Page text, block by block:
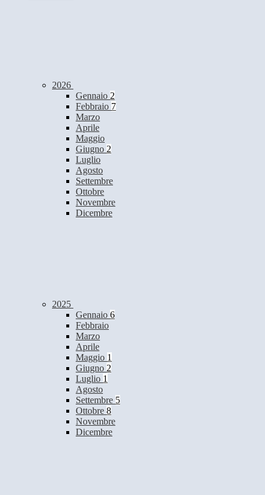
2026
Gennaio 2
Febbraio 7
Marzo
Aprile
Maggio
Giugno 2
Luglio
Agosto
Settembre
Ottobre
Novembre
Dicembre
2025
Gennaio 6
Febbraio
Marzo
Aprile
Maggio 1
Giugno 2
Luglio 1
Agosto
Settembre 5
Ottobre 8
Novembre
Dicembre